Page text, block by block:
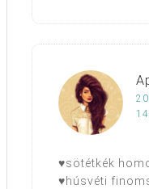
♥sötétkék
♥húsvéti